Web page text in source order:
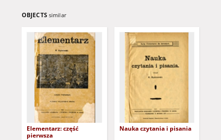
OBJECTS similar
Elementarz: część
pierwsza
Nauka czytania i pisania